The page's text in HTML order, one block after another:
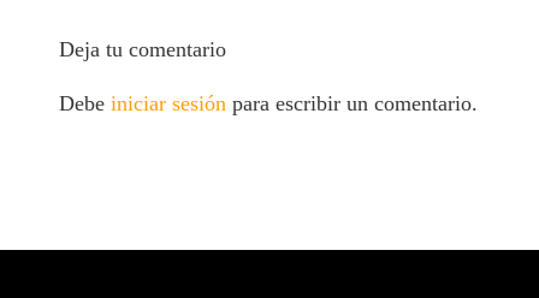
Deja tu comentario
Debeiniciar sesiónpara escribir un comentario.